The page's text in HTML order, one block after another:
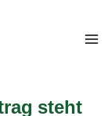
steht